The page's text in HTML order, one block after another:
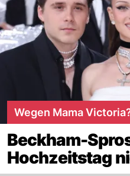
Wegen Mama
Beckham-
Hochzeitstag